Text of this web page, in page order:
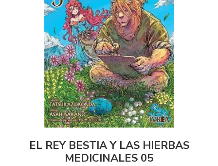
EL REY BESTIA Y LAS HIERBAS
MEDICINALES 05